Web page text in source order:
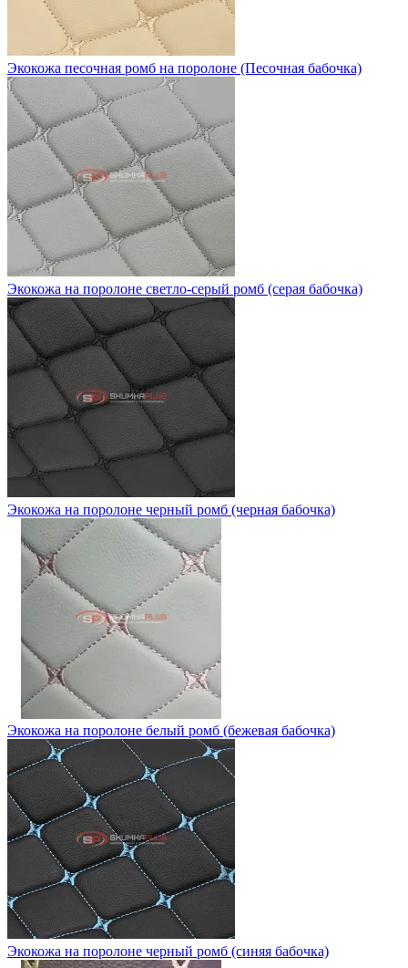
Экокожа песочная ромб на поролоне (Песочная бабочка)
Экокожа на поролоне светло-серый ромб (серая бабочка)
Экокожа на поролоне черный ромб (черная бабочка)
Экокожа на поролоне белый ромб (бежевая бабочка)
Экокожа на поролоне черный ромб (синяя бабочка)